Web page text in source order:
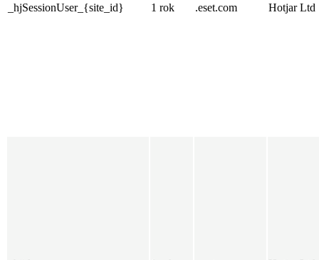
_hjSessionUser_{site_id} 1 rok .eset.com Hotjar Ltd